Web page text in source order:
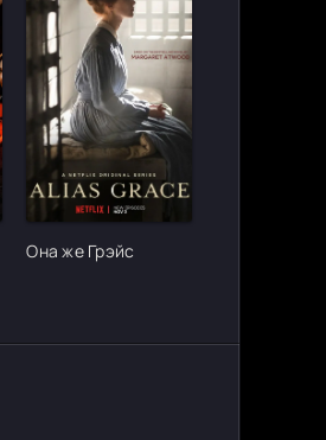
[/
Она же Грэйс